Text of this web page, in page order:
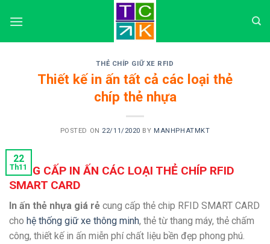
THẺ CHÍP GIỮ XE RFID
Thiết kế in ấn tất cả các loại thẻ
chíp thẻ nhựa
POSTED ON 22/11/2020 BY MANHPHATMKT
22
Th11
CUNG CẤP IN ẤN CÁC LOẠI THẺ CHÍP RFID
SMART CARD
In ấn thẻ nhựa giá rẻ cung cấp thẻ chip RFID SMART CARD
cho hệ thống giữ xe thông minh, thẻ từ thang máy, thẻ chấm
công, thiết kế in ấn miễn phí chất liệu bền đẹp phong phú.